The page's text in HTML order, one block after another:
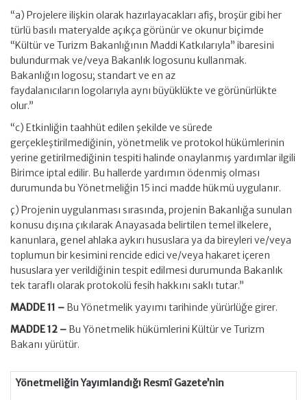
“a) Projelere ilişkin olarak hazırlayacakları afiş, broşür gibi her
türlü basılı materyalde açıkça görünür ve okunur biçimde
“Kültür ve Turizm Bakanlığının Maddi Katkılarıyla” ibaresini
bulundurmak ve/veya Bakanlık logosunu kullanmak.
Bakanlığın logosu; standart ve en az
faydalanıcıların logolarıyla aynı büyüklükte ve görünürlükte
olur.”
“c) Etkinliğin taahhüt edilen şekilde ve sürede
gerçekleştirilmediğinin, yönetmelik ve protokol hükümlerinin
yerine getirilmediğinin tespiti halinde onaylanmış yardımlar ilgili
Birimce iptal edilir. Bu hallerde yardımın ödenmiş olması
durumunda bu Yönetmeliğin 15 inci madde hükmü uygulanır.
ç) Projenin uygulanması sırasında, projenin Bakanlığa sunulan
konusu dışına çıkılarak Anayasada belirtilen temel ilkelere,
kanunlara, genel ahlaka aykırı hususlara ya da bireyleri ve/veya
toplumun bir kesimini rencide edici ve/veya hakaret içeren
hususlara yer verildiğinin tespit edilmesi durumunda Bakanlık
tek taraflı olarak protokolü fesih hakkını saklı tutar.”
MADDE 11 – Bu Yönetmelik yayımı tarihinde yürürlüğe girer.
MADDE 12 – Bu Yönetmelik hükümlerini Kültür ve Turizm
Bakanı yürütür.
Yönetmeliğin Yayımlandığı Resmî Gazete’nin